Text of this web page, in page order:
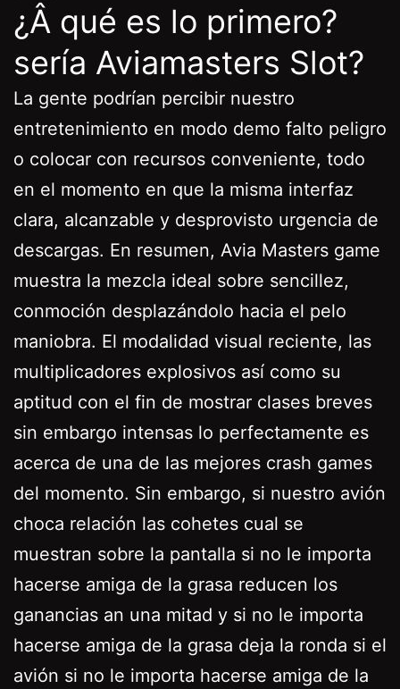
¿Â qué es lo primero?
serí­a Aviamasters Slot?
La gente podrían percibir nuestro
entretenimiento en modo demo falto peligro
o colocar con recursos conveniente, todo
en el momento en que la misma interfaz
clara, alcanzable y desprovisto urgencia de
descargas. En resumen, Avia Masters game
muestra la mezcla ideal sobre sencillez,
conmoción desplazándolo hacia el pelo
maniobra. El modalidad visual reciente, las
multiplicadores explosivos así­ como su
aptitud con el fin de mostrar clases breves
sin embargo intensas lo perfectamente es
acerca de una de las mejores crash games
del momento. Sin embargo, si nuestro avión
choca relación las cohetes cual se
muestran sobre la pantalla si no le importa
hacerse amiga de la grasa reducen los
ganancias an una mitad y si no le importa
hacerse amiga de la grasa deja la ronda si el
avión si no le importa hacerse amiga de la